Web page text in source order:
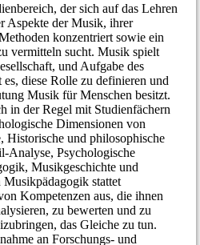
der sich auf das Lehren
Aspekte der Musik, ihrer
konzentriert sowie ein
vermitteln sucht. Musik spielt
und Aufgabe des
diese Rolle zu definieren und
Musik für Menschen besitzt.
in der Regel mit Studienfächern
Dimensionen von
Historische und philosophische
Analyse, Psychologische
Musikgeschichte und
stattet
Kompetenzen aus, die ihnen
zu bewerten und zu
das Gleiche zu tun.
an Forschungs- und